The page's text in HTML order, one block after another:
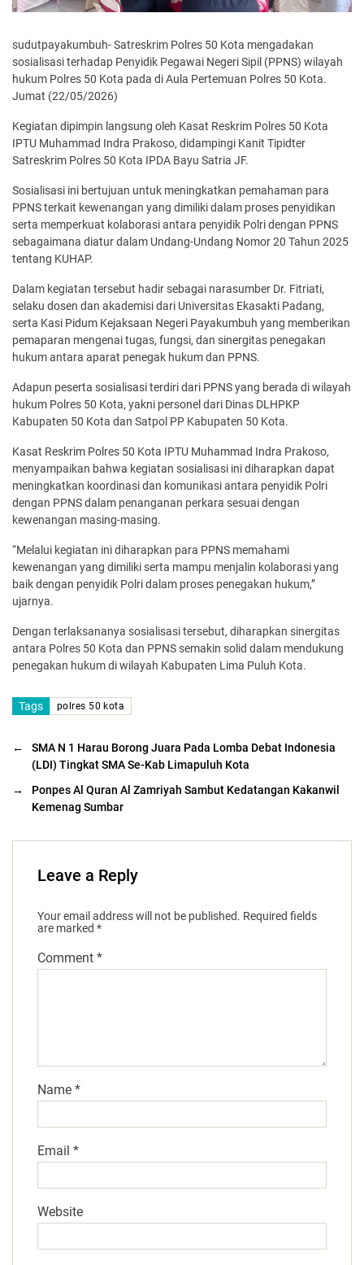
sudutpayakumbuh- Satreskrim Polres 50 Kota mengadakan
sosialisasi terhadap Penyidik Pegawai Negeri Sipil (PPNS) wilayah
hukum Polres 50 Kota pada di Aula Pertemuan Polres 50 Kota.
Jumat (22/05/2026)
Kegiatan dipimpin langsung oleh Kasat Reskrim Polres 50 Kota
IPTU Muhammad Indra Prakoso, didampingi Kanit Tipidter
Satreskrim Polres 50 Kota IPDA Bayu Satria JF.
Sosialisasi ini bertujuan untuk meningkatkan pemahaman para
PPNS terkait kewenangan yang dimiliki dalam proses penyidikan
serta memperkuat kolaborasi antara penyidik Polri dengan PPNS
sebagaimana diatur dalam Undang-Undang Nomor 20 Tahun 2025
tentang KUHAP.
Dalam kegiatan tersebut hadir sebagai narasumber Dr. Fitriati,
selaku dosen dan akademisi dari Universitas Ekasakti Padang,
serta Kasi Pidum Kejaksaan Negeri Payakumbuh yang memberikan
pemaparan mengenai tugas, fungsi, dan sinergitas penegakan
hukum antara aparat penegak hukum dan PPNS.
Adapun peserta sosialisasi terdiri dari PPNS yang berada di wilayah
hukum Polres 50 Kota, yakni personel dari Dinas DLHPKP
Kabupaten 50 Kota dan Satpol PP Kabupaten 50 Kota.
Kasat Reskrim Polres 50 Kota IPTU Muhammad Indra Prakoso,
menyampaikan bahwa kegiatan sosialisasi ini diharapkan dapat
meningkatkan koordinasi dan komunikasi antara penyidik Polri
dengan PPNS dalam penanganan perkara sesuai dengan
kewenangan masing-masing.
“Melalui kegiatan ini diharapkan para PPNS memahami
kewenangan yang dimiliki serta mampu menjalin kolaborasi yang
baik dengan penyidik Polri dalam proses penegakan hukum,”
ujarnya.
Dengan terlaksananya sosialisasi tersebut, diharapkan sinergitas
antara Polres 50 Kota dan PPNS semakin solid dalam mendukung
penegakan hukum di wilayah Kabupaten Lima Puluh Kota.
Tags polres 50 kota
←
SMA N 1 Harau Borong Juara Pada Lomba Debat Indonesia
(LDI) Tingkat SMA Se-Kab Limapuluh Kota
→
Ponpes Al Quran Al Zamriyah Sambut Kedatangan Kakanwil
Kemenag Sumbar
Leave a Reply
Your email address will not be published. Required fields
are marked *
Comment *
Name *
Email *
Website